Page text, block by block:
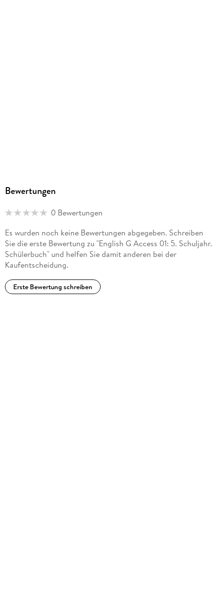
Berlin, service@cornelsen.de
Bewertungen
0 Bewertungen
Es wurden noch keine Bewertungen abgegeben. Schreiben
Sie die erste Bewertung zu "English G Access 01: 5. Schuljahr.
Schülerbuch" und helfen Sie damit anderen bei der
Kaufentscheidung.
Erste Bewertung schreiben